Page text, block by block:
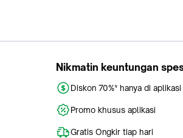
Nikmatin keuntungan
Diskon 70%* hanya di aplikasi
Promo khusus aplikasi
Gratis Ongkir tiap hari